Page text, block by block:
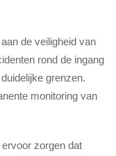
de veiligheid van
rond de ingang
grenzen.
monitoring van
zorgen dat